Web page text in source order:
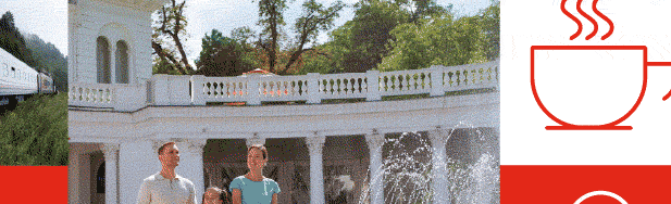
8 июня, в 7:37 по местному времени (это
был у побережья Генерал-Сантоса.После
странах — на Филиппинах, в Индонезии,
угрозу цунами.Часть предупреждений